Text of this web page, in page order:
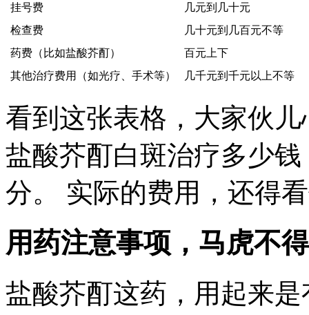
挂号费
几元到几十元
检查费
几十元到几百元不等
药费（比如盐酸芥酊）
百元上下
其他治疗费用（如光疗、手术等）
几千元到千元以上不等
看到这张表格，大家伙
盐酸芥酊白斑治疗多少
分。 实际的费用，还得
用药注意事项，马虎不得
盐酸芥酊这药，用起来